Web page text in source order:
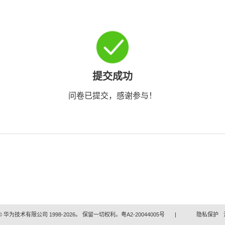
提交成功
问卷已提交，感谢参与！
华为技术有限公司 1998-2026。 保留一切权利。粤A2-20044005号 | 隐私保护